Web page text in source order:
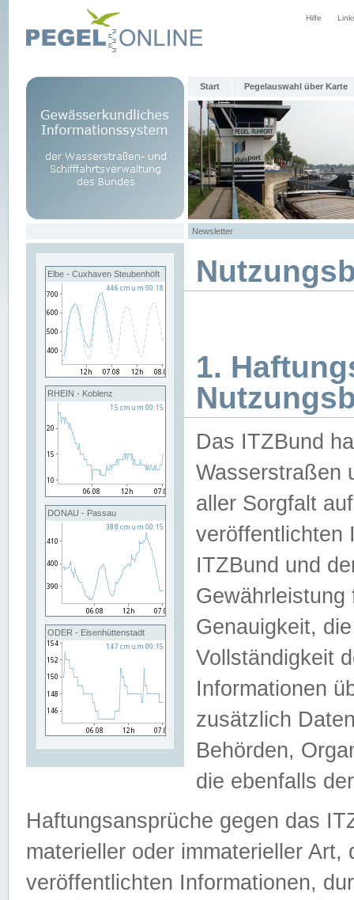
Hilfe
Start Pegelauswahl über Karte
Newsletter
Elbe - Cuxhaven Steubenhöft
RHEIN - Koblenz
DONAU - Passau
ODER - Eisenhüttenstadt
1.
Das ITZBund
Wasserstraßen
aller Sorgfalt
veröffentlichten
ITZBund und
Genauigkeit,
Vollständigkeit
Informationen
zusätzlich
Behörden,
die ebenfalls
Haftungsansprüche gegen das
materieller oder immaterieller
veröffentlichten Informationen,